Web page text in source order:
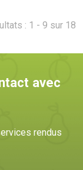
: 1 - 9 sur 18
avec
rendus